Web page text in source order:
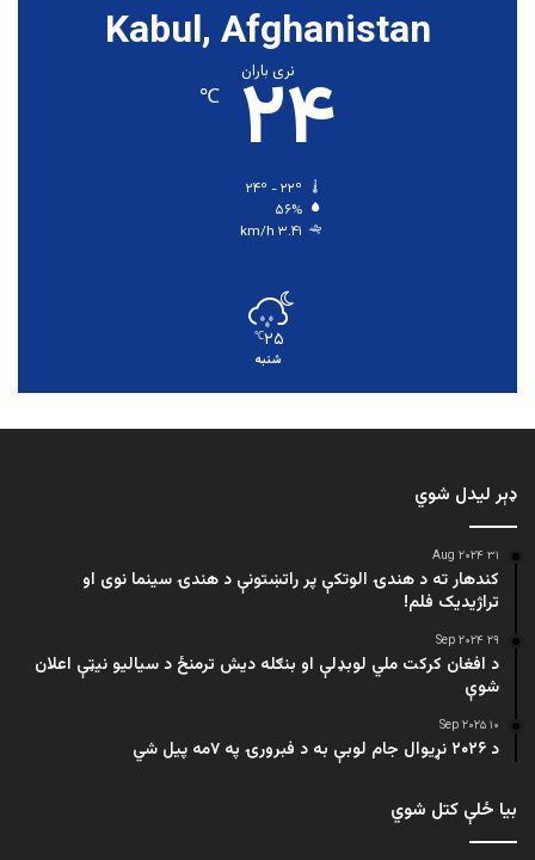
Kabul, Afghanistan
نری باران
۲۴ ℃
۵۶%
۳.۴۱ km/h
۲۵℃
شنبه
ډېر لیدل شوي
۳۱ Aug ۲۰۲۴
کندهار ته د هندۍ الوتکې پر راتښتونې د هندۍ سینما نوی او
تراژيديک فلم!
۲۹ Sep ۲۰۲۴
د افغان کرکت ملي لوبډلې او بنګله دیش ترمنځ د سیالیو نیټې اعلان
شوې
۱۰ Sep ۲۰۲۵
د ۲۰۲۶ نړیوال جام لوبې به د فبرورۍ په ۷مه پیل شي
بیا ځلې کتل شوي